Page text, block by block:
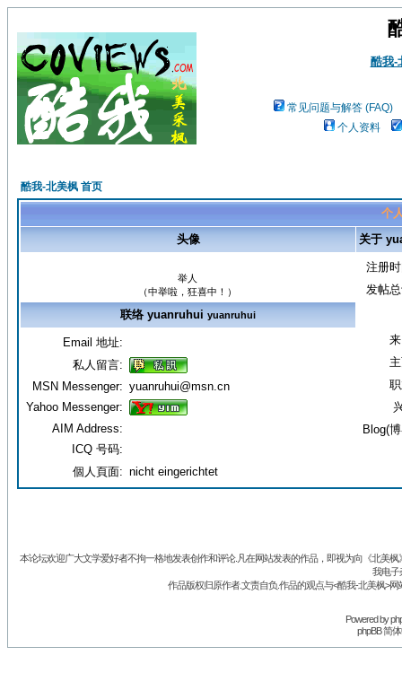
酷我-
常见问题与解答 (FAQ)
个人资料
酷我-北美枫 首页
个
头像
关于
举人
（中举啦，狂喜中！）
注册
发帖
Blog(
联络 yuanruhui yuanruhui
Email 地址:
私人留言:
MSN Messenger: yuanruhui@msn.cn
Yahoo Messenger:
AIM Address:
ICQ 号码:
個人頁面: nicht eingerichtet
本论坛欢迎广大文学爱好者不拘一格地发表创作和评论.凡在网站发表的作品，即视为向《北美
我电子
作品版权归原作者.文责自负.作品的观点与<酷我-北美枫>
Powered by
phpBB 简